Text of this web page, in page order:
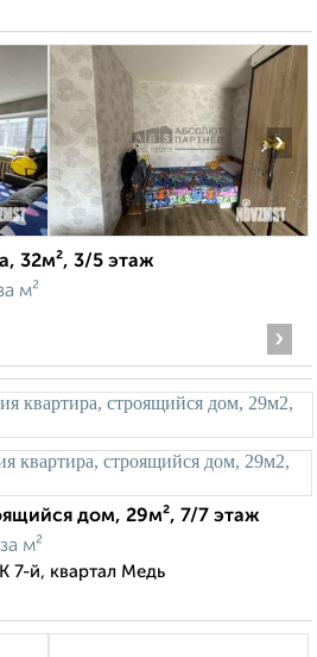
›
32м², 3/5 этаж
м²
›
дом, 29м², 7/7 этаж
за м²
7-й, квартал Медь